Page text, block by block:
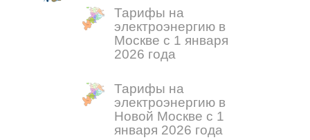
Тарифы на
электроэнергию в
Москве с 1 января
2026 года
Тарифы на
электроэнергию в
Новой Москве с 1
января 2026 года